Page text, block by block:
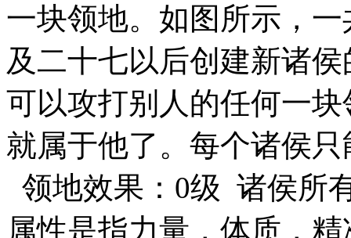
一块领地。如图所示，
及二十七以后创建新诸
可以攻打别人的任何一
就属于他了。每个诸侯
领地效果：0级 诸侯
属性是指力量，体质，